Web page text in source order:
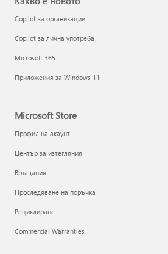
Copilot за организации
Copilot за лична употреба
Microsoft 365
Приложения за Windows 11
Microsoft Store
Профил на акаунт
Център за изтегляния
Връщания
Проследяване на поръчка
Рециклиране
Commercial Warranties